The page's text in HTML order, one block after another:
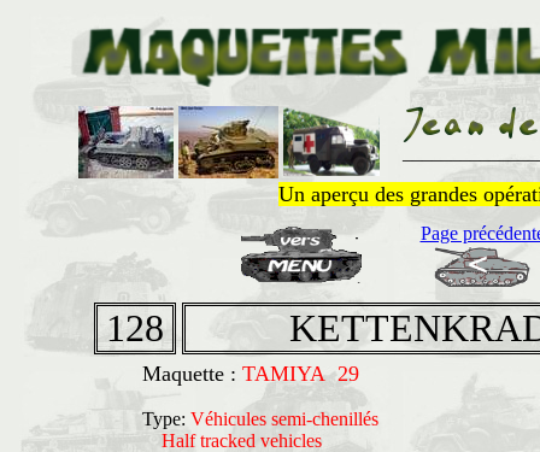
Un aperçu des grandes
Page
128
Maquette : TAMIYA 29
Type: Véhicules semi-chenillés
Half tracked vehicles